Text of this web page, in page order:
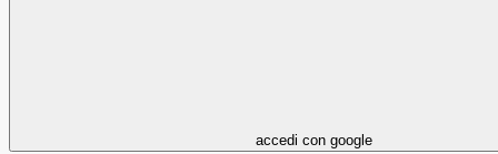
accedi con google